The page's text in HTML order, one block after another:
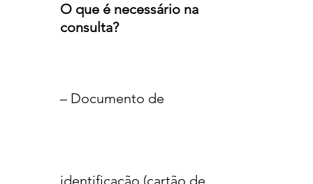
O que é necessário na
consulta?
– Documento de
identificação (cartão de